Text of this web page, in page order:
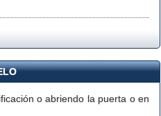
o abriendo la puerta o en